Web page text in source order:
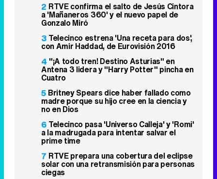
2 RTVE confirma el salto de Jesús Cintora
a 'Mañaneros 360' y el nuevo papel de
Gonzalo Miró
3 Telecinco estrena 'Una receta para dos',
con Amir Haddad, de Eurovisión 2016
4 "¡A todo tren! Destino Asturias" en
Antena 3 lidera y "Harry Potter" pincha en
Cuatro
5 Britney Spears dice haber fallado como
madre porque su hijo cree en la ciencia y
no en Dios
6 Telecinco pasa 'Universo Calleja' y 'Romi'
a la madrugada para intentar salvar el
prime time
7 RTVE prepara una cobertura del eclipse
solar con una retransmisión para personas
ciegas